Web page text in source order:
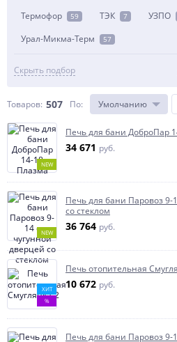
Термофор 59 ТЭК 7 УЗПО
Урал-Микма-Терм 57
Скрыть подбор
Товаров: 507 По: Умолчанию
NEW
Печь для бани ДоброПар
34 671 руб.
NEW
Печь для бани Паровоз 9-
со стеклом
36 764 руб.
ХИТ
%
Печь отопительная
10 672 руб.
Печь для бани Паровоз 9-